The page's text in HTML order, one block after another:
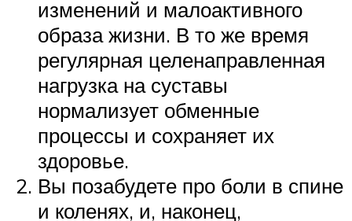
изменений и малоактивного
образа жизни. В то же время
регулярная целенаправленная
нагрузка на суставы
нормализует обменные
процессы и сохраняет их
здоровье.
Вы позабудете про боли в спине
и коленях, и, наконец,